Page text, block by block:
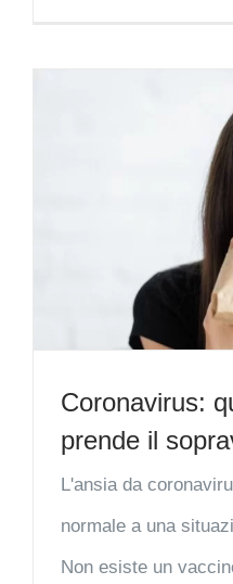
Coronavirus:
prende il
L'ansia da
normale a una
Non esiste un